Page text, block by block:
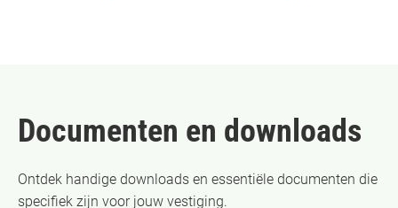
Documenten en downloads
Ontdek handige downloads en essentiële documenten die
specifiek zijn voor jouw vestiging.